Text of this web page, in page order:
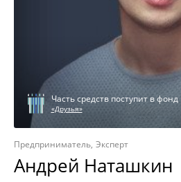
Часть средств поступит в фонд
«Друзья»
Предприниматель Эксперт
Андрей Наташкин